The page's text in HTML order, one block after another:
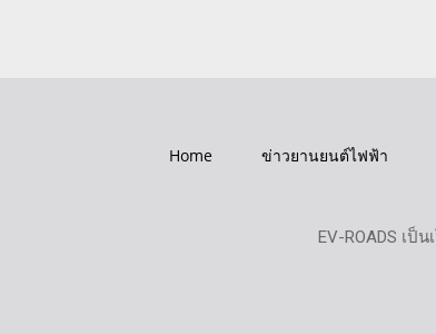
Home ข่าวยานยนต์ไฟฟ้า
EV-ROADS เ